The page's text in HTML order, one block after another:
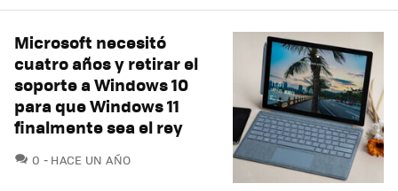
Microsoft necesitó
cuatro años y retirar el
soporte a Windows 10
para que Windows 11
finalmente sea el rey
0 COMENTARIOS
HACE UN AÑO